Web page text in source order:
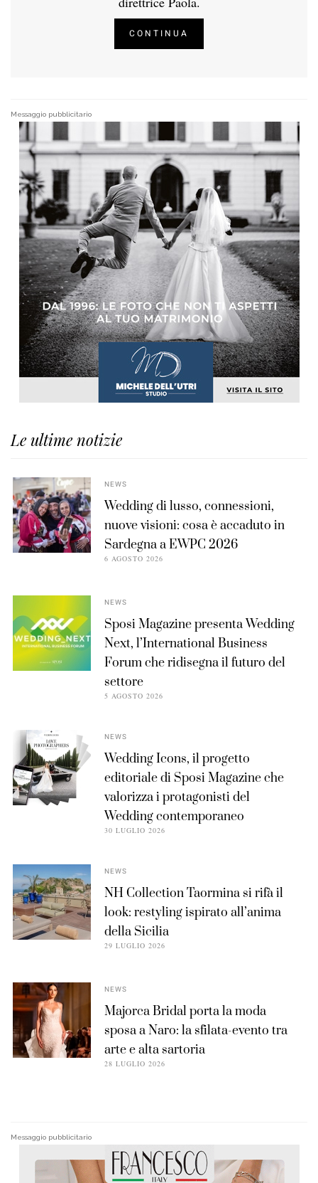
CONTINUA
Messaggio pubblicitario
Le ultime notizie
NEWS
Wedding di lusso, connessioni,
nuove visioni: cosa è accaduto in
Sardegna a EWPC 2026
6 AGOSTO 2026
NEWS
Sposi Magazine presenta Wedding
Next, l’International Business
Forum che ridisegna il futuro del
settore
5 AGOSTO 2026
NEWS
Wedding Icons, il progetto
editoriale di Sposi Magazine che
valorizza i protagonisti del
Wedding contemporaneo
30 LUGLIO 2026
NEWS
NH Collection Taormina si rifà il
look: restyling ispirato all’anima
della Sicilia
29 LUGLIO 2026
NEWS
Majorca Bridal porta la moda
sposa a Naro: la sfilata-evento tra
arte e alta sartoria
28 LUGLIO 2026
Messaggio pubblicitario